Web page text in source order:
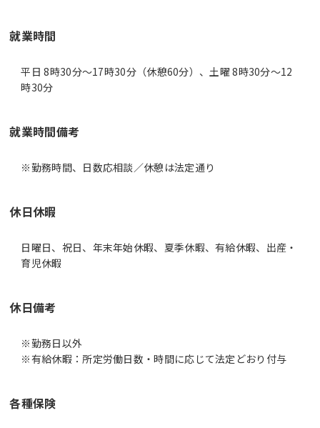
就業時間
平日 8時30分〜17時30分（休憩60分）、土曜 8時30分〜12
時30分
就業時間備考
休日休暇
日曜日、祝日、年末年始休暇、夏季休暇、有給休暇、出産・
育児休暇
休日備考
※勤務日以外
※有給休暇：所定労働日数・時間に応じて法定どおり付与
各種保険